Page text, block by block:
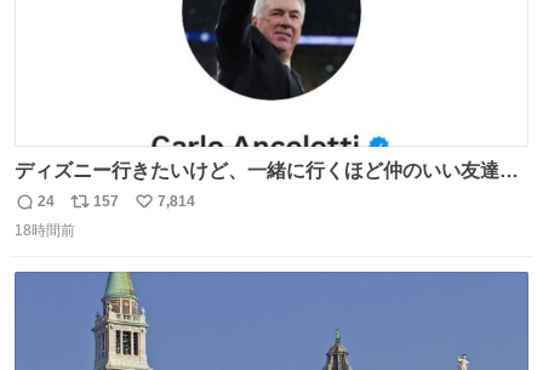
ディズニー行きたいけど、一緒に行くほど仲のいい友達が
居ない… ほんでこれ
返
信
24
リ
ポ
157
い
数
7,814
18時間前